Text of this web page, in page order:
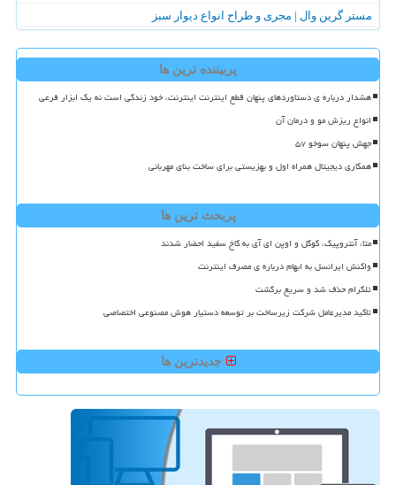
مستر گرین وال | مجری و طراح انواع دیوار سبز
پربیننده ترین ها
هشدار درباره ی دستاوردهای پنهان قطع اینترنت اینترنت، خود زندگی است نه یک ابزار فرعی
انواع ریزش مو و درمان آن
جهش پنهان سوخو ۵۷
همکاری دیجیتال همراه اول و بهزیستی برای ساخت بنای مهربانی
پربحث ترین ها
متا، آنتروپیک، گوگل و اوپن ای آی به کاخ سفید احضار شدند
واکنش ایرانسل به ابهام درباره ی مصرف اینترنت
تلگرام حذف شد و سریع برگشت
تاکید مدیرعامل شرکت زیرساخت بر توسعه دستیار هوش مصنوعی اختصاصی
جدیدترین ها